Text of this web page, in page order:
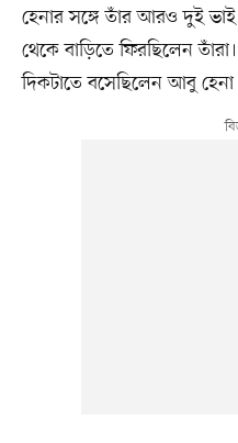
হেনার সঙ্গে তাঁর আরও দুই
থেকে বাড়িতে ফিরছিলেন
দিকটাতে বসেছিলেন আবু হেনা।